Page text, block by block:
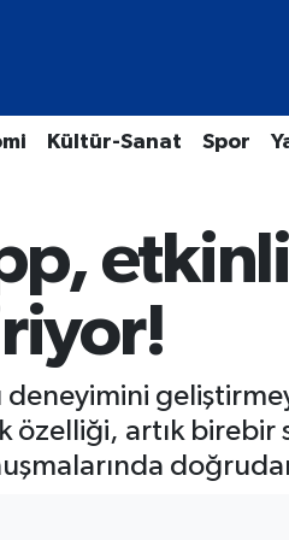
Kültür-Sanat Spor
deneyimini
özelliği, artık